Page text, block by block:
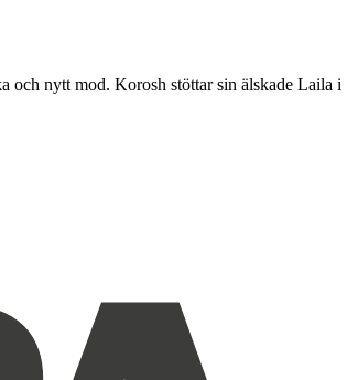
och nytt mod. Korosh stöttar sin älskade Laila i